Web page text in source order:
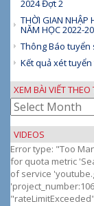
2024 Đợt 2
THỜI GIAN NHẬP
NĂM HỌC 2022-
Thông Báo tuyển
Kết quả xét
XEM BÀI VIẾT THEO
Xem
bài
viết
theo
tháng
VIDEOS
Error type: "Too
for quota metric
of service